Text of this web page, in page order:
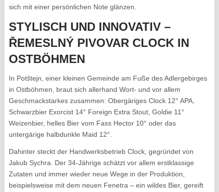
sich mit einer persönlichen Note glänzen.
STYLISCH UND INNOVATIV –
ŘEMESLNÝ PIVOVAR CLOCK IN
OSTBÖHMEN
In Potštejn, einer kleinen Gemeinde am Fuße des Adlergebirges
in Ostböhmen, braut sich allerhand Wort- und vor allem
Geschmackstarkes zusammen: Obergäriges Clock 12° APA,
Schwarzbier Exorcist 14° Foreign Extra Stout, Goldie 11°
Weizenbier, helles Bier vom Fass Hector 10° oder das
untergärige halbdunkle Maid 12°.
Dahinter steckt der Handwerksbetrieb Clock, gegründet von
Jakub Sychra. Der 34-Jährige schätzt vor allem erstklassige
Zutaten und immer wieder neue Wege in der Produktion,
beispielsweise mit dem neuen Fenetra – ein wildes Bier, gereift